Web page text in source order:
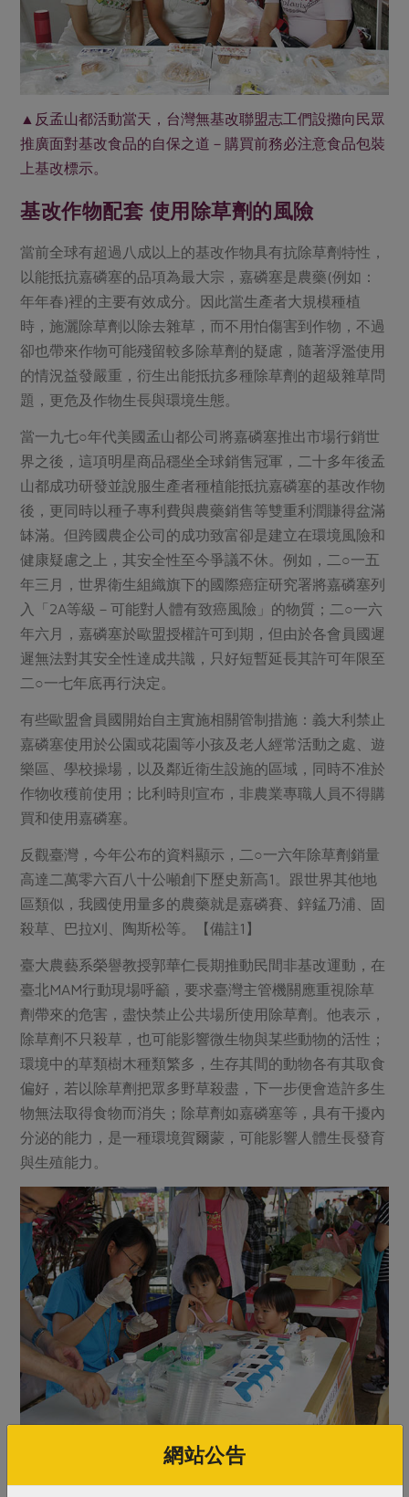
▲反孟山都活動當天，台灣無基改聯盟志工們設攤向民眾
推廣面對基改食品的自保之道－購買前務必注意食品包裝
上基改標示。
基改作物配套 使用除草劑的風險
當前全球有超過八成以上的基改作物具有抗除草劑特性，
以能抵抗嘉磷塞的品項為最大宗，嘉磷塞是農藥(例如：
年年春)裡的主要有效成分。因此當生產者大規模種植
時，施灑除草劑以除去雜草，而不用怕傷害到作物，不過
卻也帶來作物可能殘留較多除草劑的疑慮，隨著浮濫使用
的情況益發嚴重，衍生出能抵抗多種除草劑的超級雜草問
題，更危及作物生長與環境生態。
當一九七○年代美國孟山都公司將嘉磷塞推出市場行銷世
界之後，這項明星商品穩坐全球銷售冠軍，二十多年後孟
山都成功研發並說服生產者種植能抵抗嘉磷塞的基改作物
後，更同時以種子專利費與農藥銷售等雙重利潤賺得盆滿
缽滿。但跨國農企公司的成功致富卻是建立在環境風險和
健康疑慮之上，其安全性至今爭議不休。例如，二○一五
年三月，世界衛生組織旗下的國際癌症研究署將嘉磷塞列
入「2A等級－可能對人體有致癌風險」的物質；二○一六
年六月，嘉磷塞於歐盟授權許可到期，但由於各會員國遲
遲無法對其安全性達成共識，只好短暫延長其許可年限至
二○一七年底再行決定。
有些歐盟會員國開始自主實施相關管制措施：義大利禁止
嘉磷塞使用於公園或花園等小孩及老人經常活動之處、遊
樂區、學校操場，以及鄰近衛生設施的區域，同時不准於
作物收穫前使用；比利時則宣布，非農業專職人員不得購
買和使用嘉磷塞。
反觀臺灣，今年公布的資料顯示，二○一六年除草劑銷量
高達二萬零六百八十公噸創下歷史新高1。跟世界其他地
區類似，我國使用量多的農藥就是嘉磷賽、鋅錳乃浦、固
殺草、巴拉刈、陶斯松等。【備註1】
臺大農藝系榮譽教授郭華仁長期推動民間非基改運動，在
臺北MAM行動現場呼籲，要求臺灣主管機關應重視除草
劑帶來的危害，盡快禁止公共場所使用除草劑。他表示，
除草劑不只殺草，也可能影響微生物與某些動物的活性；
環境中的草類樹木種類繁多，生存其間的動物各有其取食
偏好，若以除草劑把眾多野草殺盡，下一步便會造許多生
物無法取得食物而消失；除草劑如嘉磷塞等，具有干擾內
分泌的能力，是一種環境賀爾蒙，可能影響人體生長發育
與生殖能力。
▲隨著食安意識增高，坊間推出基因檢測快篩儀器，活動
網站公告